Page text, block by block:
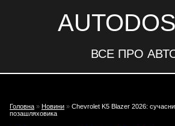
ВСЕ ПРО
Головна » Новини » Chevrolet K5 Blazer 2026:
позашляховика